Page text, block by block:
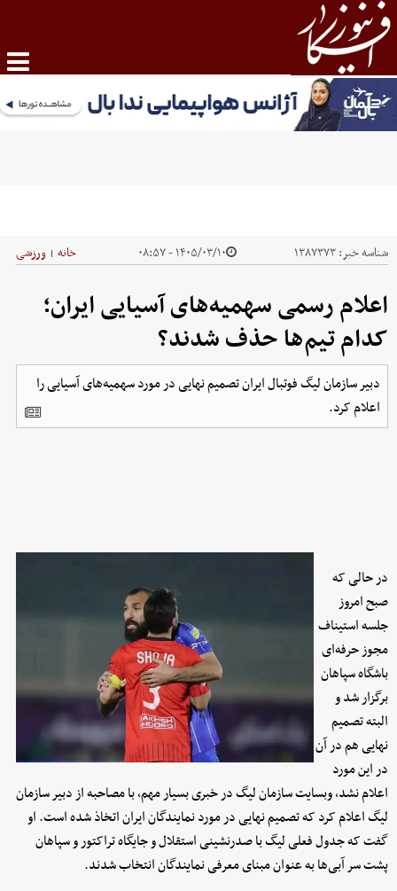
شناسه خبر:۱۳۸۷۳۷۳ ۱۴۰۵/۰۳/۱۰ - ۰۸:۵۷ خانه | ورزشی
اعلام رسمی سهمیه‌های آسیایی ایران؛
کدام تیم‌ها حذف شدند؟
دبیر سازمان لیگ فوتبال ایران تصمیم نهایی در مورد سهمیه‌های آسیایی را
اعلام کرد.
در حالی که
صبح امروز
جلسه استیناف
مجوز حرفه‌ای
باشگاه سپاهان
برگزار شد و
البته تصمیم
نهایی هم در آن
در این مورد
اعلام نشد، وبسایت سازمان لیگ در خبری بسیار مهم، با مصاحبه از دبیر سازمان
لیگ اعلام کرد که تصمیم نهایی در مورد نمایندگان ایران اتخاذ شده است. او
گفت که جدول فعلی لیگ با صدرنشینی استقلال و جایگاه تراکتور و سپاهان
پشت سر آبی‌ها به عنوان مبنای معرفی نمایندگان انتخاب شدند.